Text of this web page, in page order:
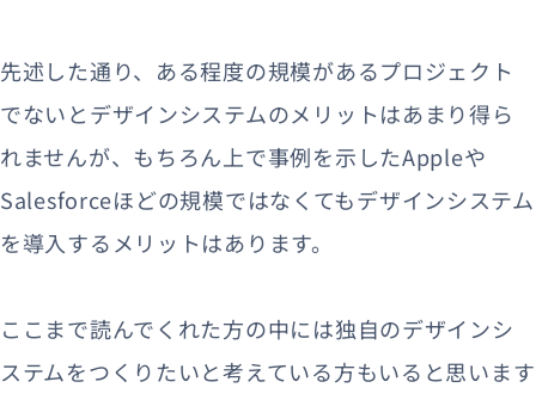
先述した通り、ある程度の規模があるプロジェクト
でないとデザインシステムのメリットはあまり得ら
れませんが、もちろん上で事例を示したAppleや
Salesforceほどの規模ではなくてもデザインシステム
を導入するメリットはあります。
ここまで読んでくれた方の中には独自のデザインシ
ステムをつくりたいと考えている方もいると思います